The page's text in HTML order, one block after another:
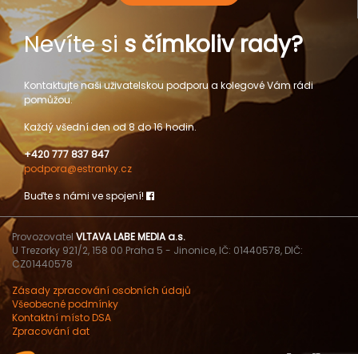
Nevíte si s čímkoliv rady?
Kontaktujte naši uživatelskou podporu a kolegové Vám rádi
pomůžou.
Každý všední den od 8 do 16 hodin.
+420 777 837 847
podpora@estranky.cz
Buďte s námi ve spojení!
Provozovatel VLTAVA LABE MEDIA a.s.
U Trezorky 921/2, 158 00 Praha 5 - Jinonice, IČ: 01440578, DIČ:
CZ01440578
Zásady zpracování osobních údajů
Všeobecné podmínky
Kontaktní místo DSA
Zpracování dat